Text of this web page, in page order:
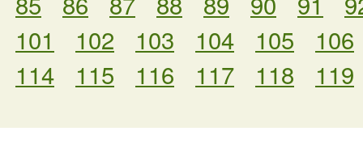
101
102 103 104 105
106
114
115 116 117 118 119